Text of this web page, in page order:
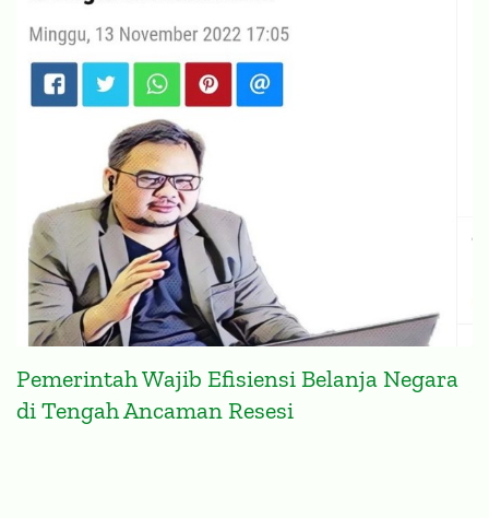
Pemerintah Wajib Efisiensi Belanja Negara
di Tengah Ancaman Resesi